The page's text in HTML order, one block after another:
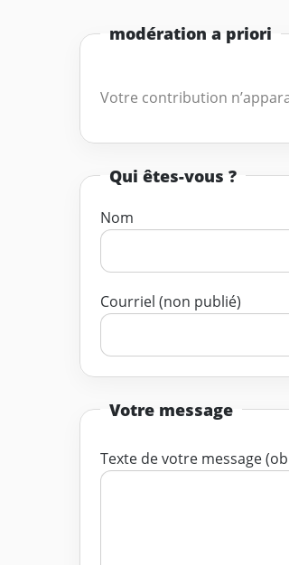
modération a priori
Votre contribution
Qui êtes-vous ?
Nom
Courriel (non publié)
Votre message
Texte de